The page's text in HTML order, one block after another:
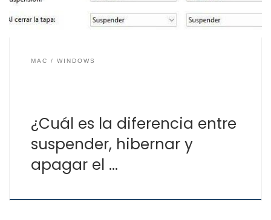
MAC WINDOWS
¿Cuál es la diferencia entre
suspender, hibernar y
apagar el …